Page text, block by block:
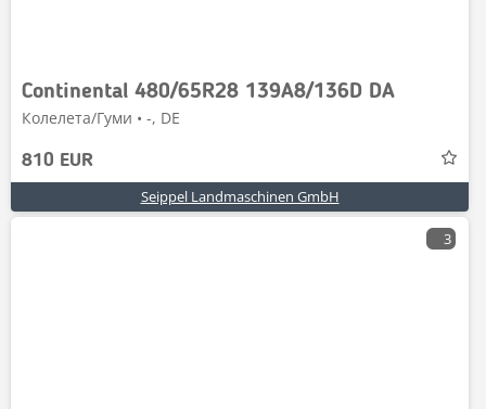
Continental 480/65R28 139A8/136D DA
Колелета/Гуми • -, DE
810 EUR
Seippel Landmaschinen GmbH
3